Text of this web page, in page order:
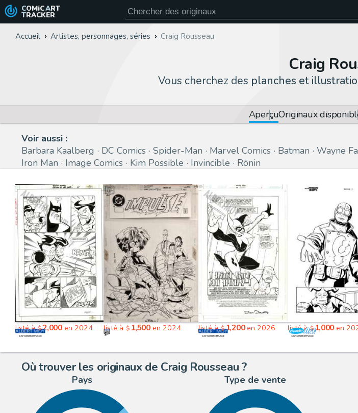
COMiC ART
TRACKER
Accueil Artistes, personnages, séries Craig Rousseau
Craig
Vous cherchez des planches et
AperçuOriginaux
Voir aussi :
Barbara Kaalberg
DC Comics Spider-Man Marvel Comics Batman Wayne
Iron Man
Image Comics Kim Possible Invincible Rōnin
listé à$2,000en 2024 listé à $ 1,500en 2024 listé à$1,200en 2026 listé à$1,000 en
Où trouver les originaux de Craig Rousseau ?
Pays Type de vente